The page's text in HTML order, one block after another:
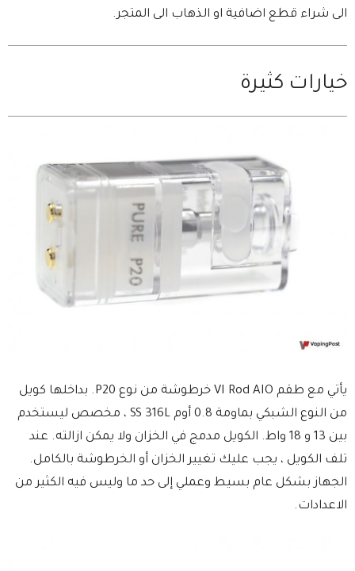
الى شراء قطع اضافية او الذهاب الى المتجر.
خيارات كثيرة
يأتي مع طقم VI Rod AIO خرطوشة من نوع P20. بداخلها كويل
من النوع الشبكي بماومة 0.8 أوم SS 316L ، مخصص ليستخدم
بين 13 و 18 واط. الكويل مدمج في الخزان ولا يمكن ازالته. عند
تلف الكويل ، يجب عليك تغيير الخزان أو الخرطوشة بالكامل.
الجهاز بشكل عام بسيط وعملي إلى حد ما وليس فيه الكثير من
الاعدادات.